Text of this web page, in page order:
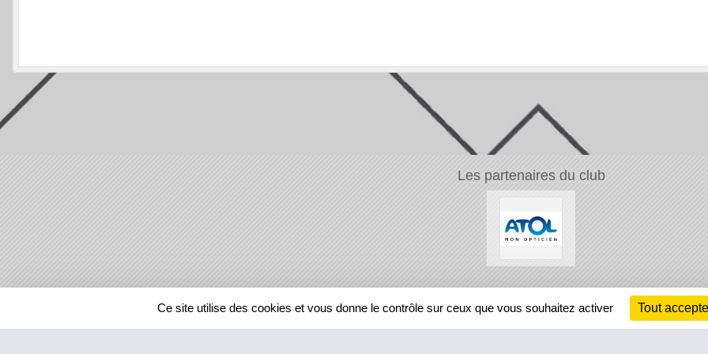
Les partenaires du club
REGIONS
Ce site utilise des cookies et vous donne le contrôle sur ceux que vous souhaitez activer Tout